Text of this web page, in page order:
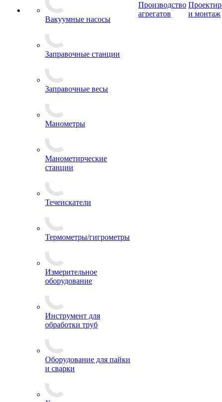
Вакуумные насосы
Заправочные станции
Заправочные весы
Манометры
Манометирческие
станции
Течеискатели
Термометры/гигрометры
Измерительное
оборудование
Инструмент для
обработки труб
Оборудование для пайки
и сварки
Производство
агрегатов
и монтаж